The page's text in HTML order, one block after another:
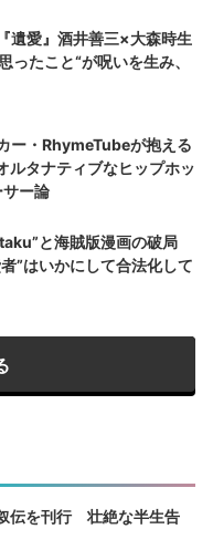
遺愛』酒井善三×大森時生
ったこと“が呪いを生み、
ー・RhymeTubeが抱える
ルタナティブなヒップホッ
ー論
と海賊版漫画の破局
”はいかにして合法化して
伝を刊行 壮絶な半生告